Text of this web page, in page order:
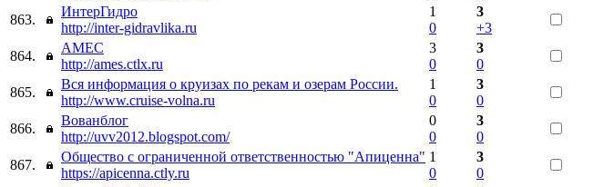
863.
ИнтерГидро
http://inter-gidravlika.ru
1
0
3
+3
864.
АМЕС
http://ames.ctlx.ru
3
0
3
0
865.
Вся информация о круизах по рекам и озерам России.
http://www.cruise-volna.ru
1
0
3
0
866.
Вованблог
http://uvv2012.blogspot.com/
0
0
3
0
867.
Общество с ограниченной ответственностью "Апиценна"
https://apicenna.ctly.ru
1
0
3
0